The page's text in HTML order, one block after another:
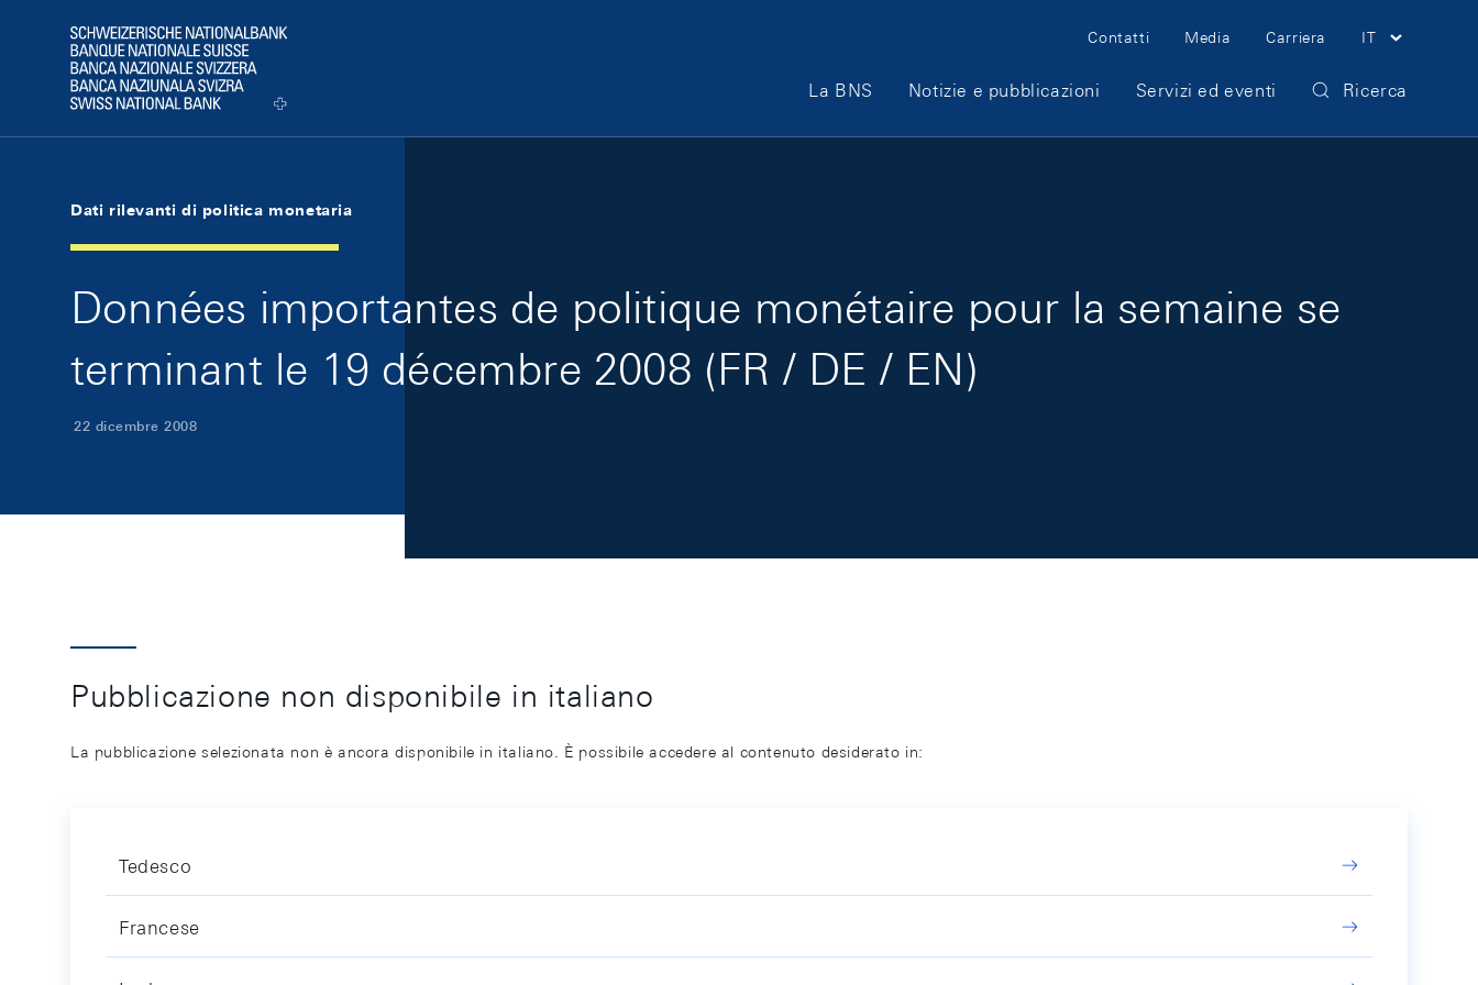
Logo
Meta Navigation
Contatti Media Carriera IT
Main Navigation
La BNS Notizie e pubblicazioni Servizi ed eventi Ricerca
Dati rilevanti di politica monetaria
Données importantes de politique monétaire pour la semaine se
terminant le 19 décembre 2008 (FR / DE / EN)
22 dicembre 2008
Pubblicazione non disponibile in italiano
La pubblicazione selezionata non è ancora disponibile in italiano. È possibile accedere al contenuto desiderato in:
Tedesco
Francese